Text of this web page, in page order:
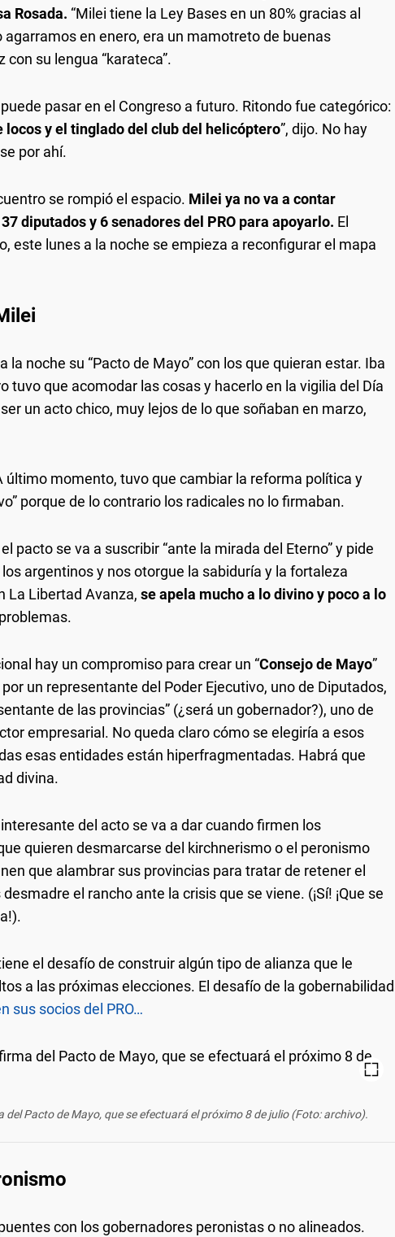
Rosada. “Milei tiene la Ley Bases en un 80% gracias al
agarramos en enero, era un mamotreto de buenas
con su lengua “karateca”.
pasar en el Congreso a futuro. Ritondo fue categórico:
locos y el tinglado del club del helicóptero”, dijo. No hay
por ahí.
se rompió el espacio. Milei ya no va a contar
diputados y 6 senadores del PRO para apoyarlo. El
este lunes a la noche se empieza a reconfigurar el mapa
la noche su “Pacto de Mayo” con los que quieran estar. Iba
tuvo que acomodar las cosas y hacerlo en la vigilia del Día
un acto chico, muy lejos de lo que soñaban en marzo,
último momento, tuvo que cambiar la reforma política y
porque de lo contrario los radicales no lo firmaban.
pacto se va a suscribir “ante la mirada del Eterno” y pide
argentinos y nos otorgue la sabiduría y la fortaleza
La Libertad Avanza, se apela mucho a lo divino y poco a lo
hay un compromiso para crear un “Consejo de Mayo”
un representante del Poder Ejecutivo, uno de Diputados,
de las provincias” (¿será un gobernador?), uno de
empresarial. No queda claro cómo se elegiría a esos
esas entidades están hiperfragmentadas. Habrá que
divina.
del acto se va a dar cuando firmen los
quieren desmarcarse del kirchnerismo o el peronismo
que alambrar sus provincias para tratar de retener el
el rancho ante la crisis que se viene. (¡Sí! ¡Que se
el desafío de construir algún tipo de alianza que le
a las próximas elecciones. El desafío de la gobernabilidad
sus socios del PRO…
del Pacto de Mayo, que se efectuará el próximo 8 de julio (Foto: archivo).
con los gobernadores peronistas o no alineados.